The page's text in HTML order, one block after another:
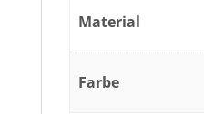
Material
Farbe